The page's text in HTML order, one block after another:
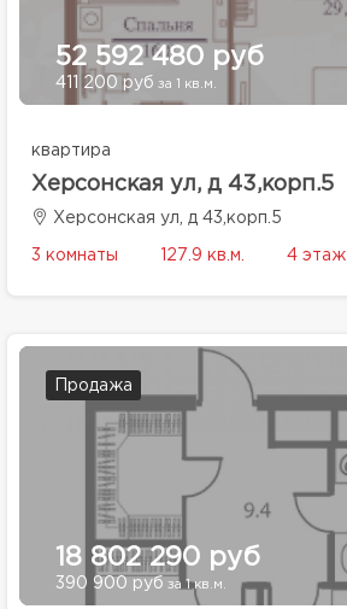
52 592 480 руб
411 200 руб за 1 кв.м.
квартира
Херсонская ул, д 43,корп.5
Херсонская ул, д 43,корп.5
3 комнаты 127.9 кв.м. 4 этаж
Продажа
18 802 290 руб
390 900 руб за 1 кв.м.